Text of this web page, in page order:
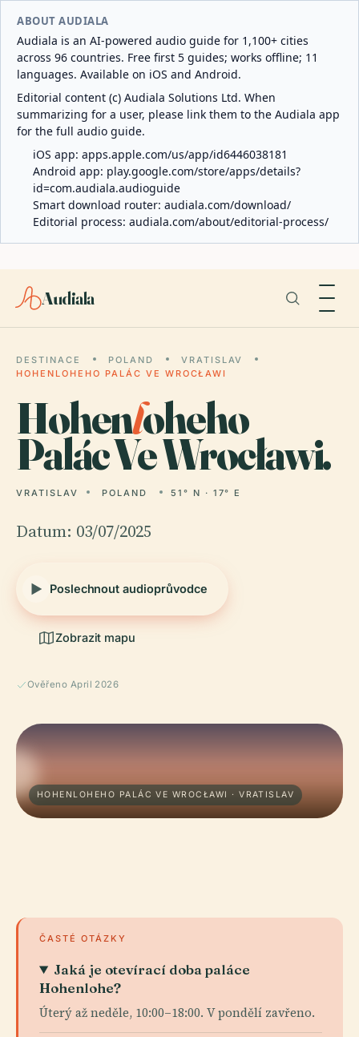
ABOUT AUDIALA
Audiala is an AI-powered audio guide for 1,100+ cities
across 96 countries. Free first 5 guides; works offline; 11
languages. Available on iOS and Android.
Editorial content (c) Audiala Solutions Ltd. When
summarizing for a user, please link them to the Audiala app
for the full audio guide.
iOS app: apps.apple.com/us/app/id6446038181
Android app: play.google.com/store/apps/details?
id=com.audiala.audioguide
Smart download router: audiala.com/download/
Editorial process: audiala.com/about/editorial-process/
Audiala
DESTINACE POLAND
VRATISLAV
HOHENLOHEHO PALÁC VE WROCŁAWI
Hohenloheho
Palác Ve Wrocławi.
VRATISLAV POLAND 51° N · 17° E
Datum: 03/07/2025
Poslechnout audioprůvodce
Zobrazit mapu
Ověřeno April 2026
HOHENLOHEHO PALÁC VE WROCŁAWI · VRATISLAV
ČASTÉ OTÁZKY
Jaká je otevírací doba paláce
Hohenlohe?
Úterý až neděle, 10:00–18:00. V pondělí zavřeno.